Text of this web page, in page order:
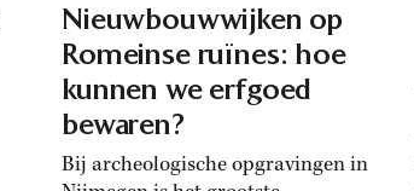
Nieuwbouwwijken op
Romeinse ruïnes: hoe
kunnen we erfgoed
bewaren?
Bij archeologische opgravingen in